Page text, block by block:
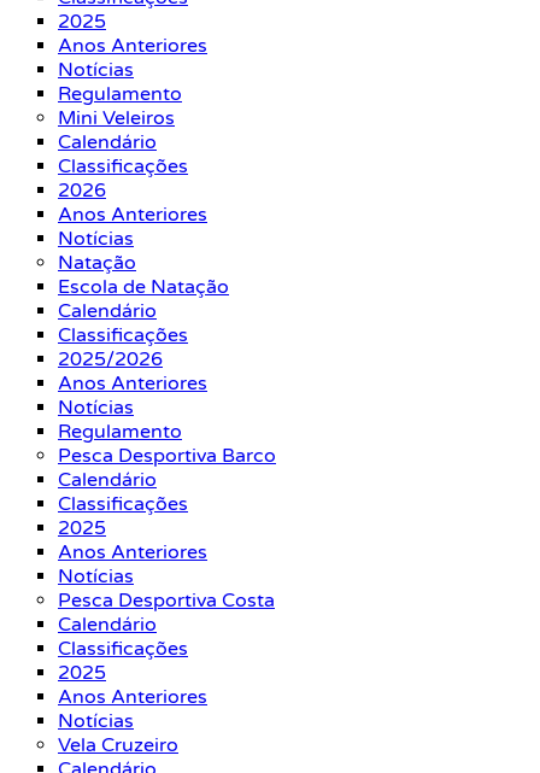
2025
Anos Anteriores
Notícias
Regulamento
Mini Veleiros
Calendário
Classificações
2026
Anos Anteriores
Notícias
Natação
Escola de Natação
Calendário
Classificações
2025/2026
Anos Anteriores
Notícias
Regulamento
Pesca Desportiva Barco
Calendário
Classificações
2025
Anos Anteriores
Notícias
Pesca Desportiva Costa
Calendário
Classificações
2025
Anos Anteriores
Notícias
Vela Cruzeiro